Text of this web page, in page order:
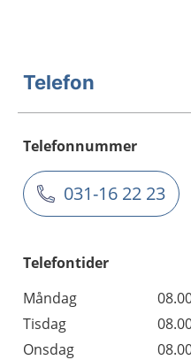
Telefon
Telefonnummer
031-16 22 23
Telefontider
Måndag
Tisdag
Onsdag